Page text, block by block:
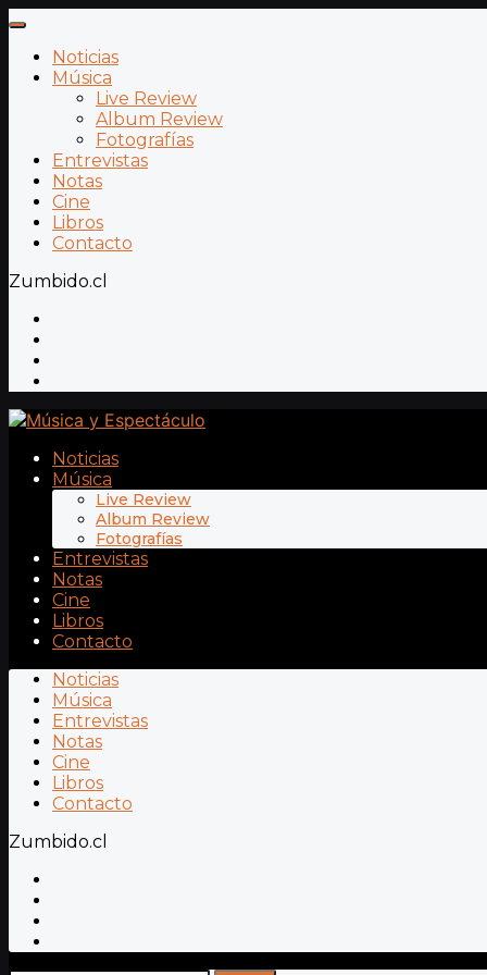
Noticias
Música
Live Review
Album Review
Fotografías
Entrevistas
Notas
Cine
Libros
Contacto
Zumbido.cl
Noticias
Música
Live Review
Album Review
Fotografías
Entrevistas
Notas
Cine
Libros
Contacto
Noticias
Música
Entrevistas
Notas
Cine
Libros
Contacto
Zumbido.cl